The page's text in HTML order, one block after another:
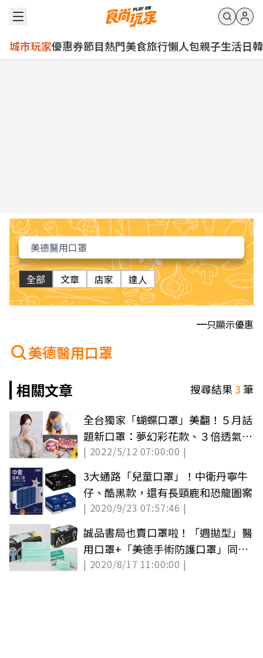
城市玩家優惠券節目熱門美食旅行懶人包親子生活日韓
全部 文章 店家 達人
只顯示優惠
美德醫用口罩
相關文章
搜尋結果3筆
全台獨家「蝴蝶口罩」美翻！５月話
題新口罩：夢幻彩花款、３倍透氣輕
口罩
| 2022/5/12 07:00:00 |
3大通路「兒童口罩」！中衛丹寧牛
仔、酷黑款，還有長頸鹿和恐龍圖案
| 2020/9/23 07:57:46 |
誠品書局也賣口罩啦！「週拋型」醫
用口罩+「美德手術防護口罩」同步
開搶
| 2020/8/17 11:00:00 |